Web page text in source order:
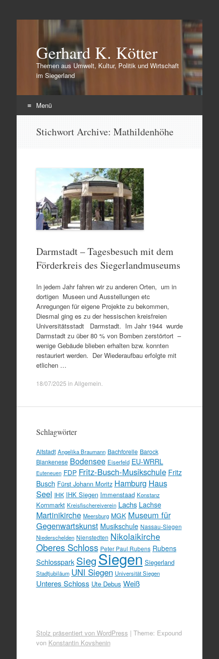
Gerhard K. Kötter
Themen aus Umwelt, Kultur, Politik und Wirtschaft
im Siegerland
Menü
Stichwort Archive: Mathildenhöhe
Darmstadt – Tagesbesuch mit dem
Förderkreis des Siegerlandmuseums
In jedem Jahr fahren wir zu anderen Orten, um in
dortigen Museen und Ausstellungen etc
Anregungen für eigene Projekte zu bekommen,
Diesmal ging es zu der hessischen kreisfreien
Universitätsstadt Darmstadt. Im Jahr 1944 wurde
Darmstadt zu über 80 % von Bomben zerstörtort –
wenige Gebäude blieben erhalten bzw. konnten
restauriert werden. Der Wiederaufbau erfolgte mit
etlichen …
18/07/2025 in Allgemein
Schlagwörter
Altstadt Angelika Braumann Bachforelle Barock
Blankenese Bodensee Eiserfeld EU-WRRL
Euteneuen FDP Fritz-Busch-Musikschule Fritz
Busch Fürst Johann Moritz Hamburg Haus
Seel IHK IHK Siegen Immenstaad Konstanz
Kornmarkt Kreisfischereiverein Lachs Lachse
Martinikirche Meersburg MGK Museum für
Gegenwartskunst Musikschule Nassau-Siegen
Niederschelden Nienstedten Nikolaikirche
Oberes Schloss Peter Paul Rubens Rubens
Schlosspark SiegSiegen Siegerland
Stadtjubiläum UNI Siegen Universität Siegen
Unteres Schloss Ute Debus Weiß
Stolz präsentiert von WordPress | Theme: Expound
von Konstantin Kovshenin